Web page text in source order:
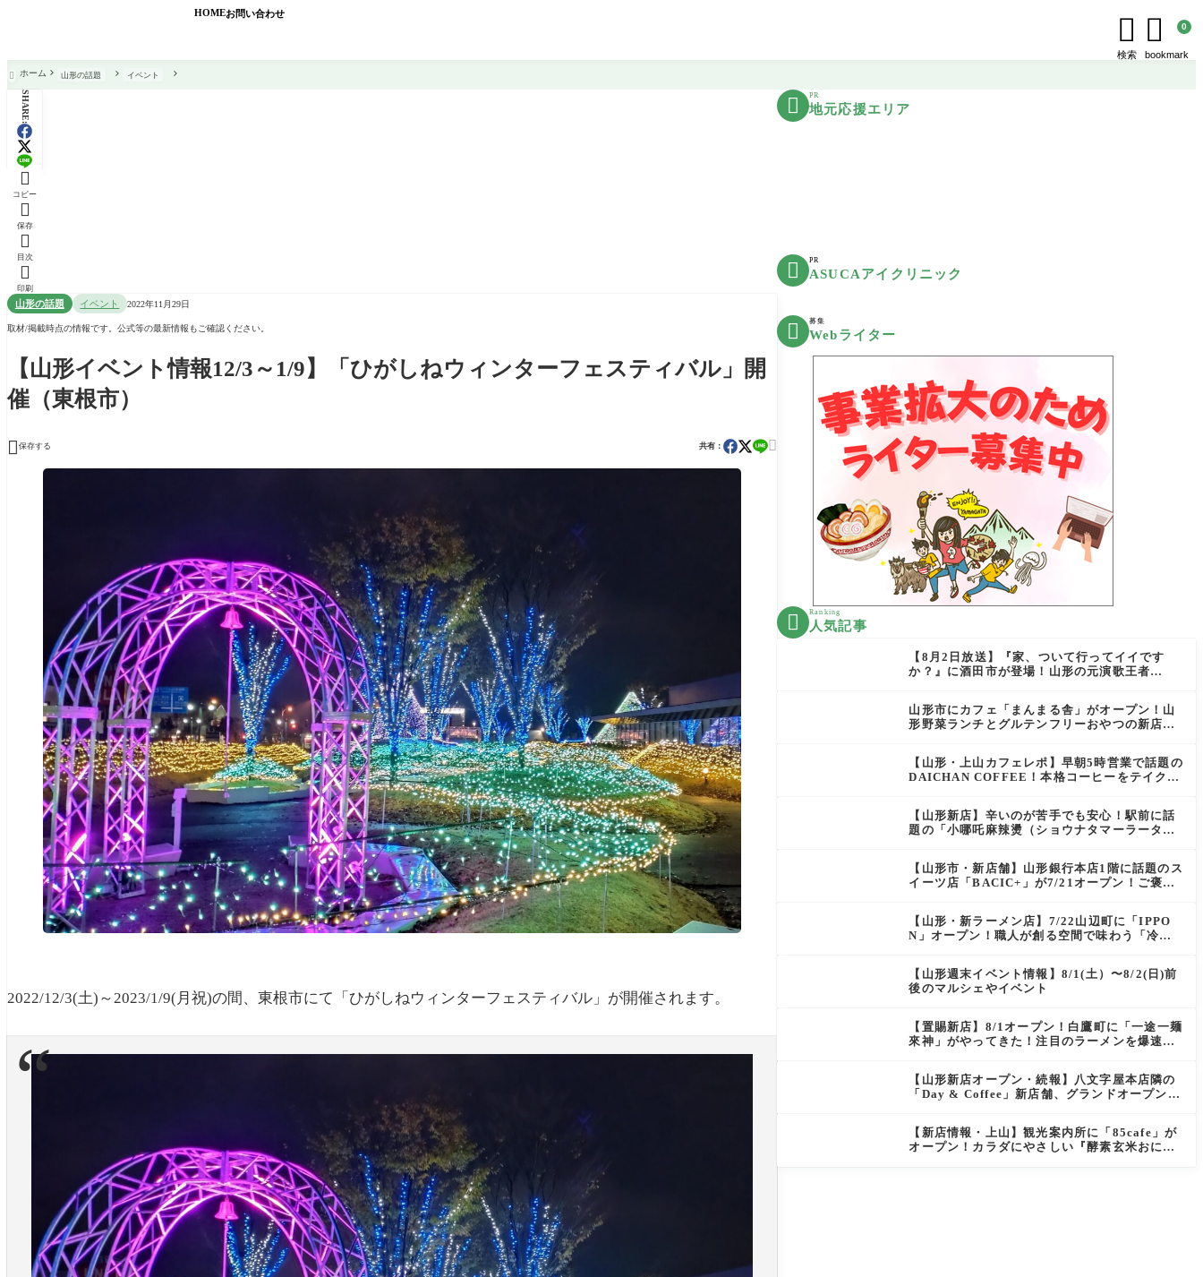
HOMEお問い合わせ 
検索
 0
bookmark
 ホーム 山形の話題 イベント
SHARE:

コピー

保存

目次

印刷
山形の話題 イベント 2022年11月29日
取材/掲載時点の情報です。公式等の最新情報もご確認ください。
【山形イベント情報12/3～1/9】「ひがしねウィンターフェスティバル」開
催（東根市）
 保存する 共有： 
2022/12/3(土)～2023/1/9(月祝)の間、東根市にて「ひがしねウィンターフェスティバル」が開催されます。
 PR
地元応援エリア
 PR
ASUCAアイクリニック
 募集
Webライター
 Ranking
人気記事
【8月2日放送】『家、ついて行ってイイです
か？』に酒田市が登場！山形の元演歌王者
山形市にカフェ「まんまる舎」がオープン！山
形野菜ランチとグルテンフリーおやつの新店情
【山形・上山カフェレポ】早朝5時営業で話題の
DAICHAN COFFEE！本格コーヒーをテイクア
【山形新店】辛いのが苦手でも安心！駅前に話
題の「小哪吒麻辣燙（ショウナタマーラータ
【山形市・新店舗】山形銀行本店1階に話題のス
イーツ店「BACIC+」が7/21オープン！ご褒美
【山形・新ラーメン店】7/22山辺町に「IPPO
N」オープン！職人が創る空間で味わう「冷た
【山形週末イベント情報】8/1(土）〜8/2(日)前
後のマルシェやイベント
【置賜新店】8/1オープン！白鷹町に「一途一麺
來神」がやってきた！注目のラーメンを爆速実
【山形新店オープン・続報】八文字屋本店隣の
「Day & Coffee」新店舗、グランドオープン日
【新店情報・上山】観光案内所に「85cafe」が
オープン！カラダにやさしい『酵素玄米おにぎ